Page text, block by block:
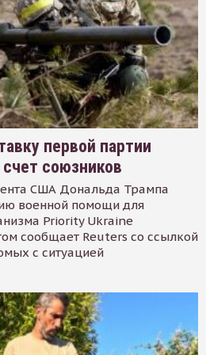
первой партии
союзников
США Дональда Трампа
военной помощи для
Priority Ukraine
сообщает Reuters со ссылкой
с ситуацией